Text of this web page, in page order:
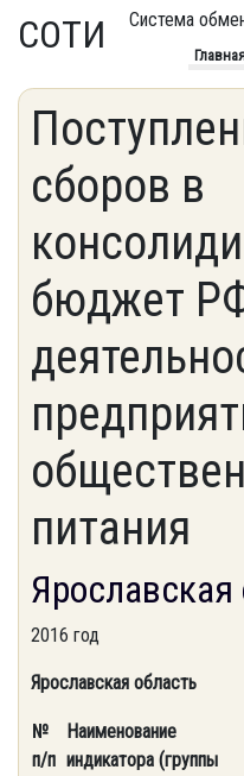
СОТИ Система
сборов в
бюджет
питания
Ярославская
2016 год
Ярославская область
№
п/п
Наименование
индикатора (группы